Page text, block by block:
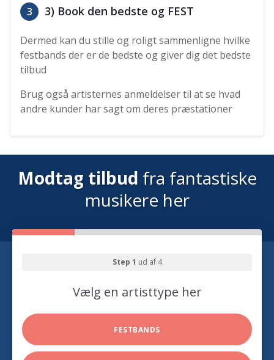
3 3) Book den bedste og FEST
Dermed kan du stille og roligt sammenligne hvilke
festbands der er de bedste og giver dig det bedste
tilbud
Brug også artisternes anmeldelser til at se hvad
andre kunder har sagt om deres præstationer
Modtag tilbud fra fantastiske
musikere her
Step 1 ud af 4
Vælg en artisttype her
FESTBANDS